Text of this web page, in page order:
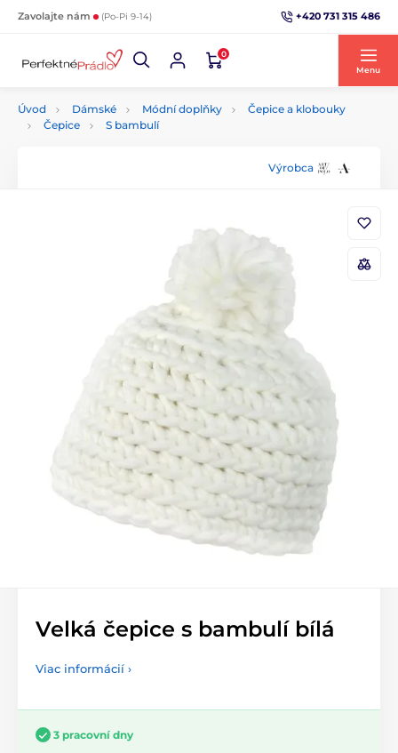
Zavolajte nám (Po-Pi 9-14) +420 731 315 486
0
Menu
Úvod Dámské Módní doplňky
Čepice a klobouky
Čepice
S bambulí
Výrobca
Velká čepice s bambulí bílá
Viac informácií ›
3 pracovní dny